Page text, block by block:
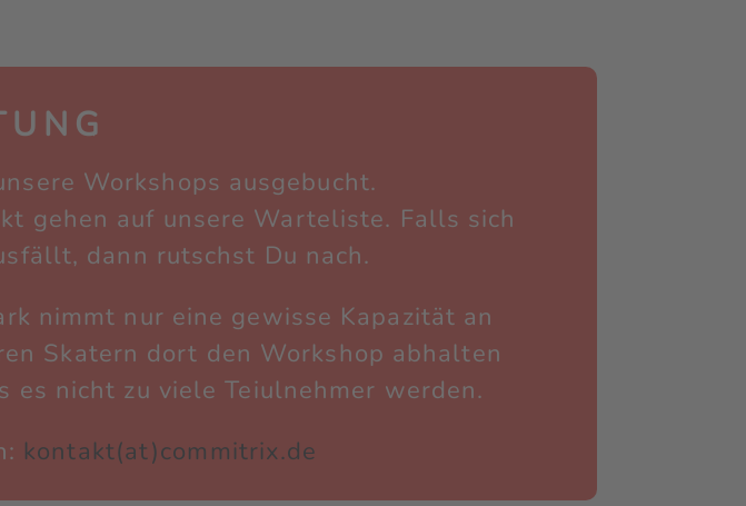
Workshops ausgebucht.
gehen auf unsere Warteliste. Falls sich
dann rutschst Du nach.
nimmt nur eine gewisse Kapazität an
Skatern dort den Workshop abhalten
es nicht zu viele Teiulnehmer werden.
kontakt(at)commitrix.de